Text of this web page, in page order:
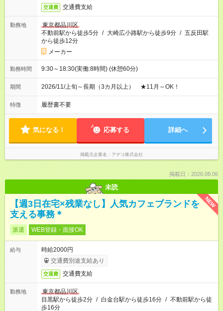
交通費 交通費支給
勤務地
東京都品川区
不動前駅から徒歩5分 / 大崎広小路駅から徒歩9分 / 五反田駅
から徒歩12分
メーカー
勤務時間 9:30～18:30(実働:8時間) (休憩60分)
期間 2026/11/上旬～長期（3カ月以上） ★11月～OK！
特徴 履歴書不要
気になる！ 応募する 詳細へ
掲載元企業名 アデコ株式会社
掲載日：2026.08.06
未読
NEW
【週3日在宅×残業なし】人気カフェブランドを
支える事務＊
派遣 WEB登録・面接OK
給与
時給2000円
交通費別途支給あり
交通費 交通費支給
勤務地
東京都品川区
目黒駅から徒歩2分 / 白金台駅から徒歩16分 / 不動前駅から徒
歩16分